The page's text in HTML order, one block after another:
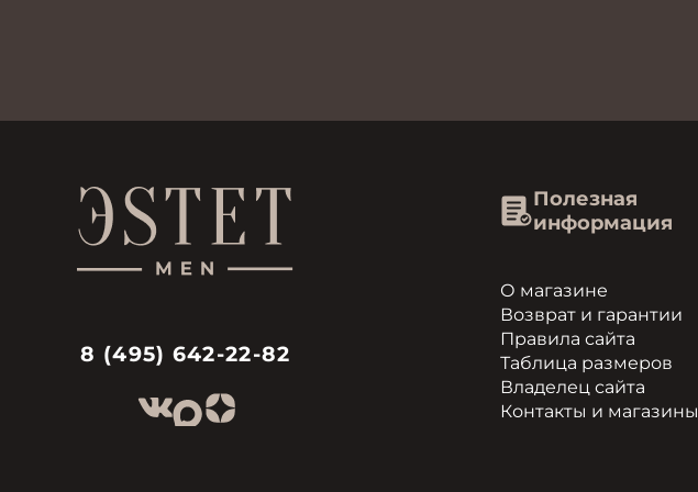
8 (495) 642-22-82
Полезная
информация
О магазине
Возврат и гарантии
Правила сайта
Таблица размеров
Владелец сайта
Контакты и магазины